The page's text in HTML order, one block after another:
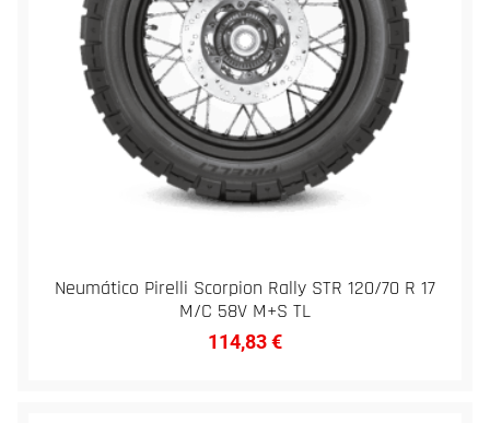
Neumático Pirelli Scorpion Rally STR 120/70 R 17
M/C 58V M+S TL
114,83€